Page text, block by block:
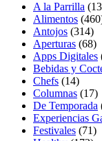
A la Parrilla
Alimentos
Antojos (314)
Aperturas (68)
Apps Digitales
Bebidas y
Chefs (14)
Columnas (17)
De Temporada
Experiencias
Festivales (71)